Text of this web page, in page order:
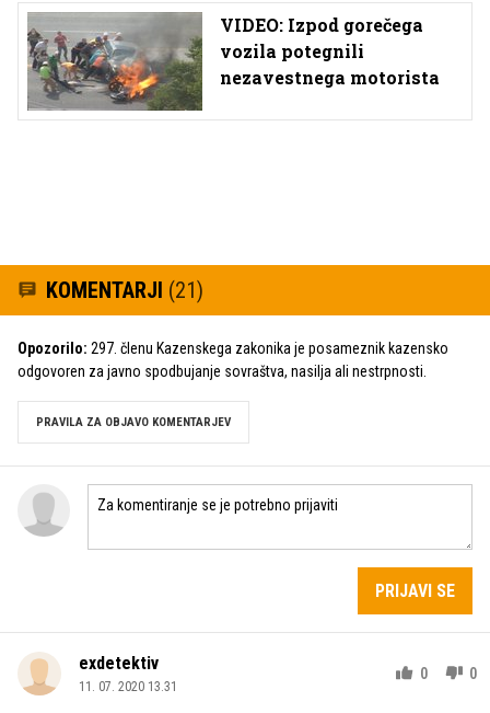
VIDEO: Izpod gorečega
vozila potegnili
nezavestnega motorista
KOMENTARJI (21)
Opozorilo: 297. členu Kazenskega zakonika je posameznik kazensko
odgovoren za javno spodbujanje sovraštva, nasilja ali nestrpnosti.
PRAVILA ZA OBJAVO KOMENTARJEV
PRIJAVI SE
exdetektiv
11. 07. 2020 13.31
0 0